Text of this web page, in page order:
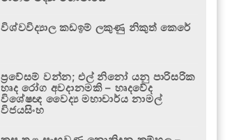
විශ්වවිද්‍යාල කඩඉම් ලකුණු නිකුත් කෙරේ
ප්‍රවේසම් වන්න; එල් නිනෝ යනු පාරිසරික
හෘද රෝග අවදානමකි – හෘදවේද
විශේෂඥ වෛද්‍ය මහාචාර්ය නාමල්
විජයසිංහ